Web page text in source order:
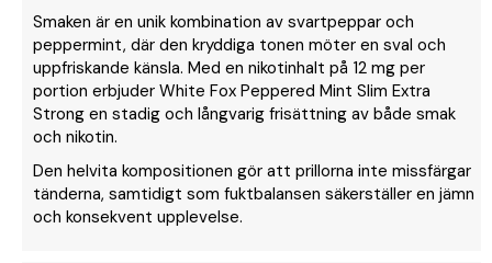
Smaken är en unik kombination av svartpeppar och
peppermint, där den kryddiga tonen möter en sval och
uppfriskande känsla. Med en nikotinhalt på 12 mg per
portion erbjuder White Fox Peppered Mint Slim Extra
Strong en stadig och långvarig frisättning av både smak
och nikotin.
Den helvita kompositionen gör att prillorna inte missfärgar
tänderna, samtidigt som fuktbalansen säkerställer en jämn
och konsekvent upplevelse.